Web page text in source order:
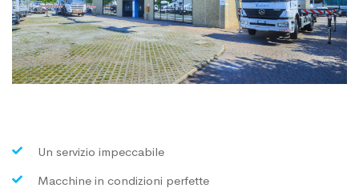
Un servizio impeccabile
Macchine in condizioni perfette